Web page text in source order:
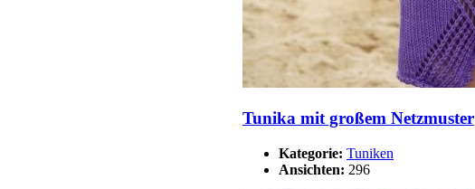
Tunika mit großem Netzmuster
Kategorie: Tuniken
Ansichten: 296